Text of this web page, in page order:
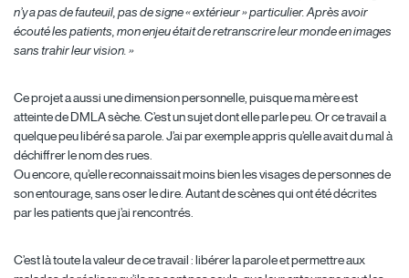
n’y a pas de fauteuil, pas de signe « extérieur » particulier. Après avoir
écouté les patients, mon enjeu était de retranscrire leur monde en images
sans trahir leur vision. »
Ce projet a aussi une dimension personnelle, puisque ma mère est
atteinte de DMLA sèche. C’est un sujet dont elle parle peu. Or ce travail a
quelque peu libéré sa parole. J’ai par exemple appris qu’elle avait du mal à
déchiffrer le nom des rues.
Ou encore, qu’elle reconnaissait moins bien les visages de personnes de
son entourage, sans oser le dire. Autant de scènes qui ont été décrites
par les patients que j’ai rencontrés.
C’est là toute la valeur de ce travail : libérer la parole et permettre aux